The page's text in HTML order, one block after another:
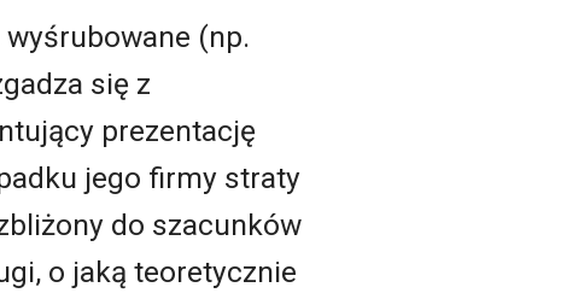
wyśrubowane (np.
się z
prezentację
jego firmy straty
do szacunków
o jaką teoretycznie